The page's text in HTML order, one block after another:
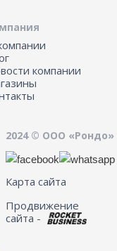
компании
2024 © ООО «Рондо»
Карта сайта
Продвижение
сайта -